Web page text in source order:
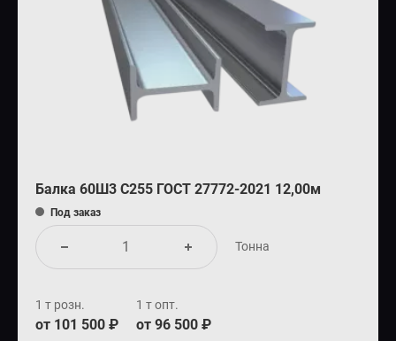
Балка 60Ш3 С255 ГОСТ 27772-2021 12,00м
Под заказ
Тонна
1 т розн.
от 101 500 ₽
1 т опт.
от 96 500 ₽